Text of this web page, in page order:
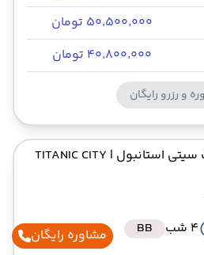
۵۰٬۵۰۰٬۰۰۰ تومان
۴۰٬۸۰۰٬۰۰۰ تومان
و رزرو رایگان
سیتی استانبول | TITANIC CITY
4 شب BB مشاوره رایگان